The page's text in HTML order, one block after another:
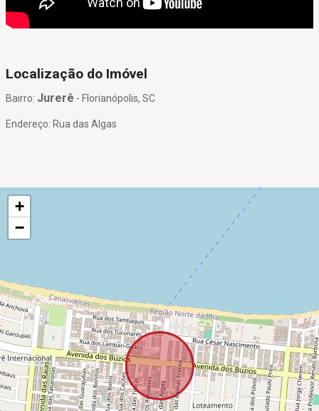
Localização do Imóvel
Bairro: Jurerê - Florianópolis, SC
Endereço: Rua das Algas
+
−